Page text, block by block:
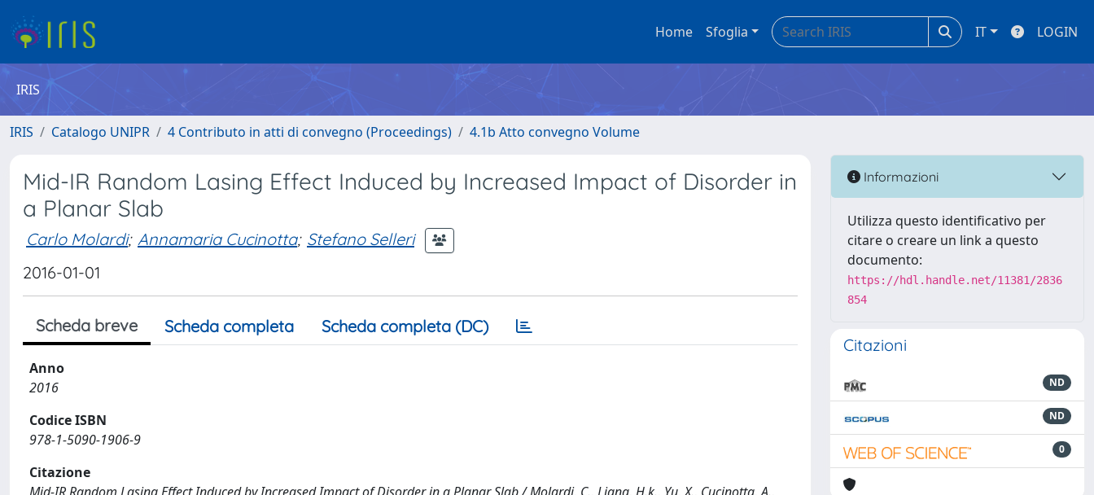
Home Sfoglia IT LOGIN
IRIS
IRIS Catalogo UNIPR 4 Contributo in atti di convegno (Proceedings) 4.1b Atto convegno Volume
Mid-IR Random Lasing Effect Induced by Increased Impact of Disorder in
a Planar Slab
Carlo Molardi; Annamaria Cucinotta; Stefano Selleri
2016-01-01
Scheda breve Scheda completa Scheda completa (DC)
Anno
2016
Codice ISBN
978-1-5090-1906-9
Citazione
Informazioni
Utilizza questo identificativo per
citare o creare un link a questo
documento:
https://hdl.handle.net/11381/2836
854
Citazioni
ND
ND
0